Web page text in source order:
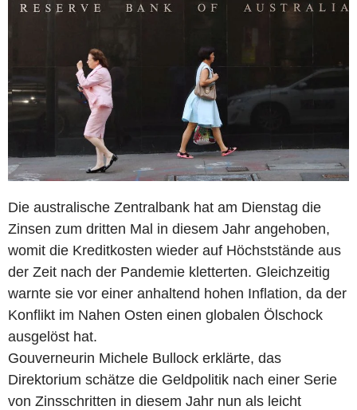
Die australische Zentralbank hat am Dienstag die
Zinsen zum dritten Mal in diesem Jahr angehoben,
womit die Kreditkosten wieder auf Höchststände aus
der Zeit nach der Pandemie kletterten. Gleichzeitig
warnte sie vor einer anhaltend hohen Inflation, da der
Konflikt im Nahen Osten einen globalen Ölschock
ausgelöst hat.
Gouverneurin Michele Bullock erklärte, das
Direktorium schätze die Geldpolitik nach einer Serie
von Zinsschritten in diesem Jahr nun als leicht